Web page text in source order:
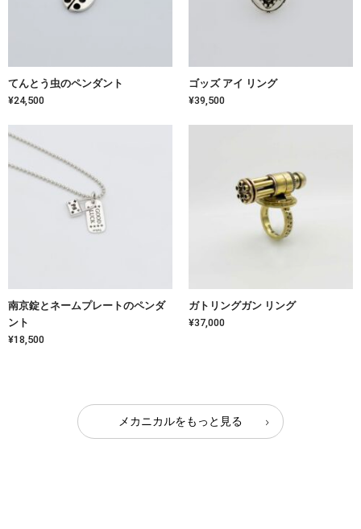
てんとう虫のペンダント
¥24,500
ゴッズ アイ リング
¥39,500
南京錠とネームプレートのペンダ
ント
¥18,500
ガトリングガン リング
¥37,000
メカニカルをもっと見る